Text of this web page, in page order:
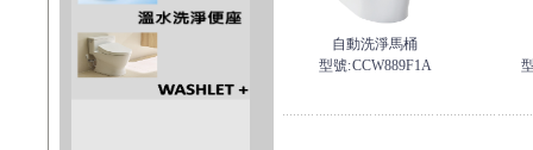
自動洗淨馬桶
型號:CCW889F1A